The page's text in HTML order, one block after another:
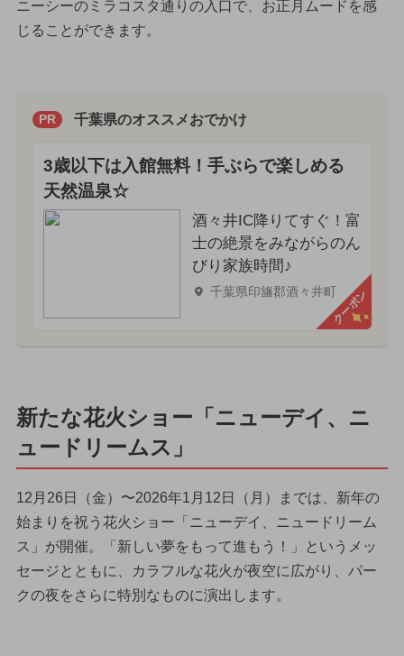
ニーシーのミラコスタ通りの入口で、お正月ムードを感
じることができます。
PR 千葉県のオススメおでかけ
3歳以下は入館無料！手ぶらで楽しめる
天然温泉☆
酒々井IC降りてすぐ！富
士の絶景をみながらのん
びり家族時間♪
千葉県印旛郡酒々井町クーポン
新たな花火ショー「ニューデイ、ニ
ュードリームス」
12月26日（金）〜2026年1月12日（月）までは、新年の
始まりを祝う花火ショー「ニューデイ、ニュードリーム
ス」が開催。「新しい夢をもって進もう！」というメッ
セージとともに、カラフルな花火が夜空に広がり、パー
クの夜をさらに特別なものに演出します。